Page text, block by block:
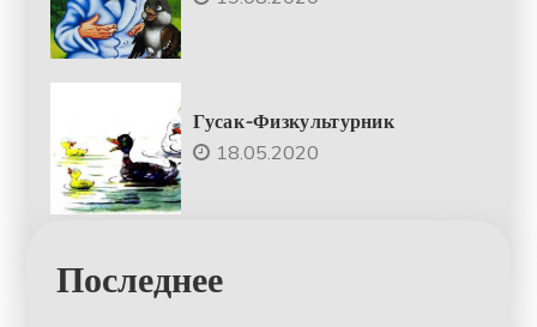
Гусак-Физкультурник
18.05.2020
Последнее